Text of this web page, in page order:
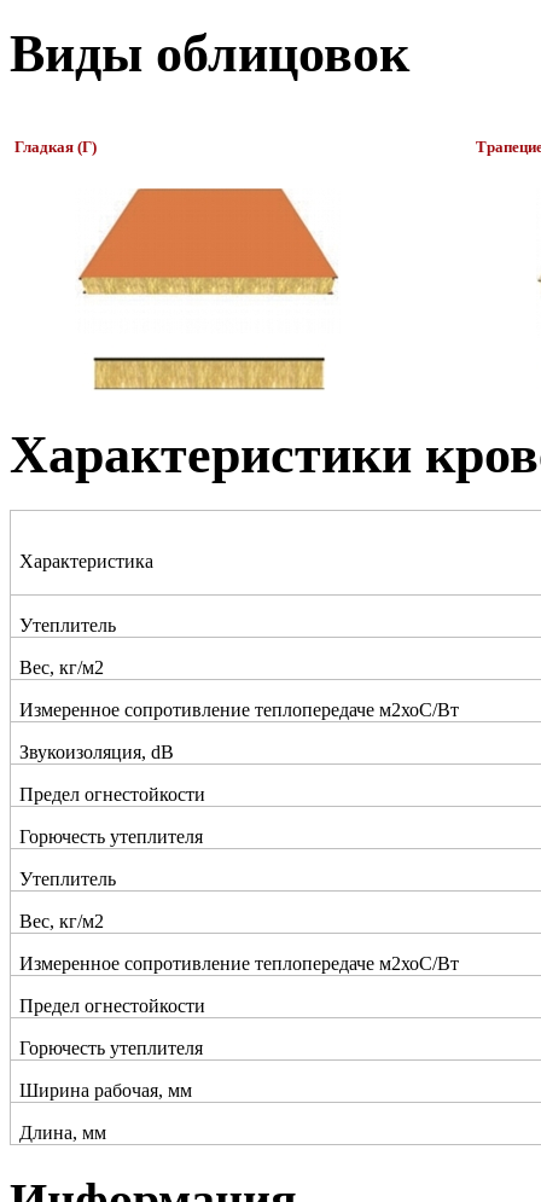
Виды облицовок
Гладкая (Г)
Характеристики
Характеристика
Утеплитель
Вес, кг/м2
Измеренное сопротивление теплопередаче м2хоС/Вт
Звукоизоляция, dB
Предел огнестойкости
Горючесть утеплителя
Утеплитель
Вес, кг/м2
Измеренное сопротивление теплопередаче м2хоС/Вт
Предел огнестойкости
Горючесть утеплителя
Ширина рабочая, мм
Длина, мм